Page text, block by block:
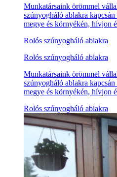
Munkatársaink örömmel
szúnyogháló ablakra
megye és környékén, hívjon
Rolós szúnyogháló ablakra
Rolós szúnyogháló ablakra
Munkatársaink örömmel
szúnyogháló ablakra
megye és környékén, hívjon
Rolós szúnyogháló ablakra